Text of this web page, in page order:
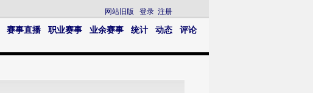
网站旧版 登录 注册
赛事直播 职业赛事 业余赛事 统计 动态
评论